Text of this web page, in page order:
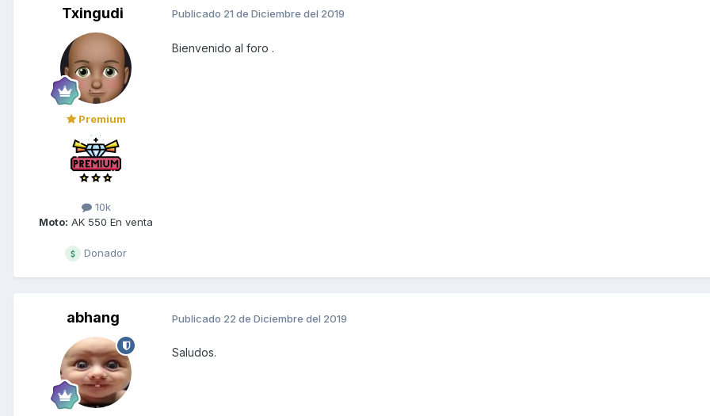
Txingudi
Premium
10k
Moto: AK 550 En venta
Donador
Publicado 21 de Diciembre del 2019
Bienvenido al foro .
abhang Publicado 22 de Diciembre del 2019
Saludos.